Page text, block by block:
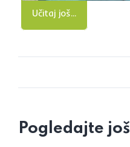
Učitaj još...
Pogledajte još